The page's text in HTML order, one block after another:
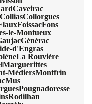
Caveirac
ColliasCollorgues
FoissacFons
le-Montueux
Générac
d'Engras
La Rouvière
Marguerittes
MédiersMontfrin
Mus
Pougnadoresse
Rodilhan